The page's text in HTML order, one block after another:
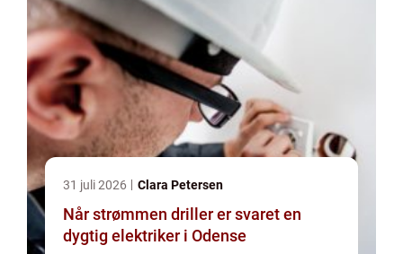
31 juli 2026 Clara Petersen
Når strømmen driller er svaret en
dygtig elektriker i Odense